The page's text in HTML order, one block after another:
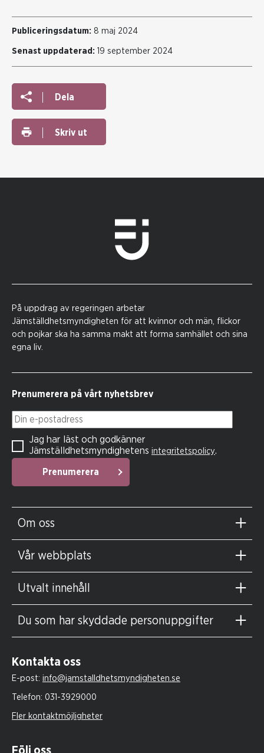
Publiceringsdatum: 8 maj 2024
Senast uppdaterad: 19 september 2024
Dela
Skriv ut
På uppdrag av regeringen arbetar
Jämställdhetsmyndigheten för att kvinnor och män, flickor
och pojkar ska ha samma makt att forma samhället och sina
egna liv.
Prenumerera på vårt nyhetsbrev
Din e-postadress
Prenumerera
Jag har läst och godkänner
Jämställdhetsmyndighetens integritetspolicy.
Om oss
Vår webbplats
Utvalt innehåll
Du som har skyddade personuppgifter
Kontakta oss
E-post: info@jamstalldhetsmyndigheten.se
Telefon: 031-3929000
Fler kontaktmöjligheter